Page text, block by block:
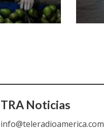
TRA Noticias
info@teleradioamerica.com